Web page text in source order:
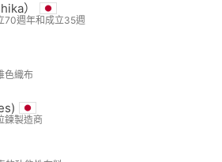
）
70週年和成立35週
色織布
鍊製造商